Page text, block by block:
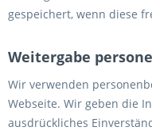
gespeichert, wenn diese
Weitergabe
Wir verwenden
Webseite. Wir geben die
ausdrückliches